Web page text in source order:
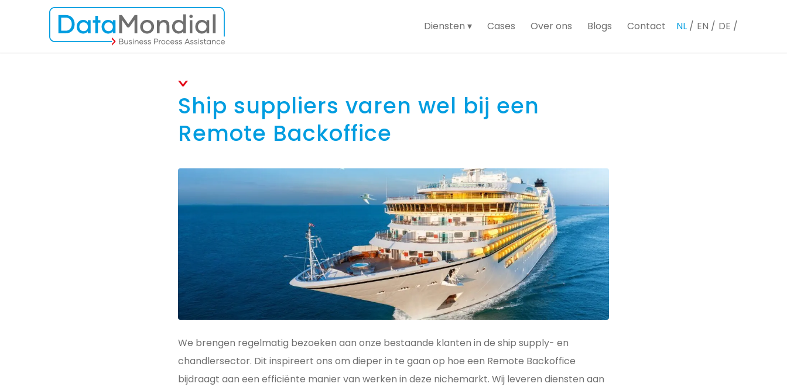
Diensten Cases Over ons Blogs Contact NL EN DE
Ship suppliers varen wel bij een
Remote Backoffice
We brengen regelmatig bezoeken aan onze bestaande klanten in de ship supply- en
chandlersector. Dit inspireert ons om dieper in te gaan op hoe een Remote Backoffice
bijdraagt aan een efficiënte manier van werken in deze nichemarkt. Wij leveren diensten aan